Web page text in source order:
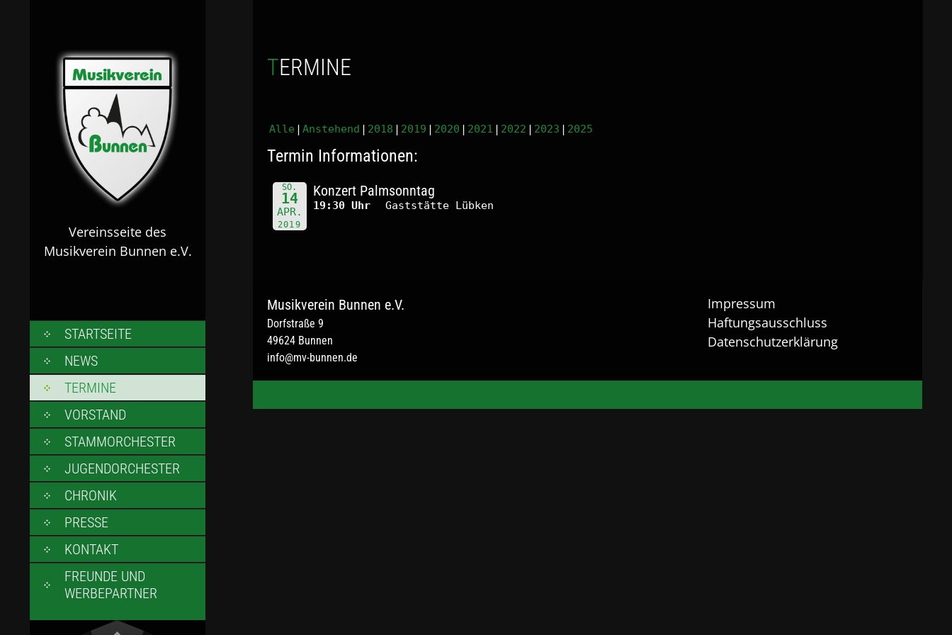
Vereinsseite des
Musikverein Bunnen e.V.
SKIP
TO
CONTENT
STARTSEITE
NEWS
TERMINE
VORSTAND
STAMMORCHESTER
JUGENDORCHESTER
CHRONIK
PRESSE
KONTAKT
FREUNDE UND
WERBEPARTNER
TERMINE
Alle Anstehend 2018 2019 2020 2021 2022 2023 2025
Termin Informationen:
SO.
14
APR.
2019
Konzert Palmsonntag
19:30 Uhr Gaststätte Lübken
Musikverein Bunnen e.V.
Dorfstraße 9
49624 Bunnen
info@mv-bunnen.de
Impressum
Haftungsausschluss
Datenschutzerklärung